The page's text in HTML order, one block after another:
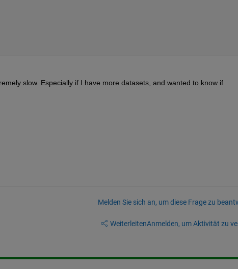
slow. Especially if I have more datasets, and wanted to know if
Melden Sie sich an, um diese Frage zu
WeiterleitenAnmelden, um Aktivität zu